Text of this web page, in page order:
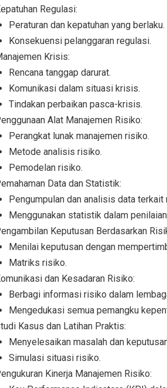
Regulasi:
Peraturan dan kepatuhan yang berlaku.
Konsekuensi pelanggaran regulasi.
Krisis:
Rencana tanggap darurat.
Komunikasi dalam situasi krisis.
Tindakan perbaikan pasca-krisis.
Alat Manajemen Risiko:
Perangkat lunak manajemen risiko.
Metode analisis risiko.
Pemodelan risiko.
Data dan Statistik:
Pengumpulan dan analisis data terkait
Menggunakan statistik dalam
Keputusan Berdasarkan
Menilai keputusan dengan
Matriks risiko.
dan Kesadaran Risiko:
Berbagi informasi risiko dalam
Mengedukasi semua pemangku
Kasus dan Latihan Praktis:
Menyelesaikan masalah dan
Simulasi situasi risiko.
Kinerja Manajemen Risiko: